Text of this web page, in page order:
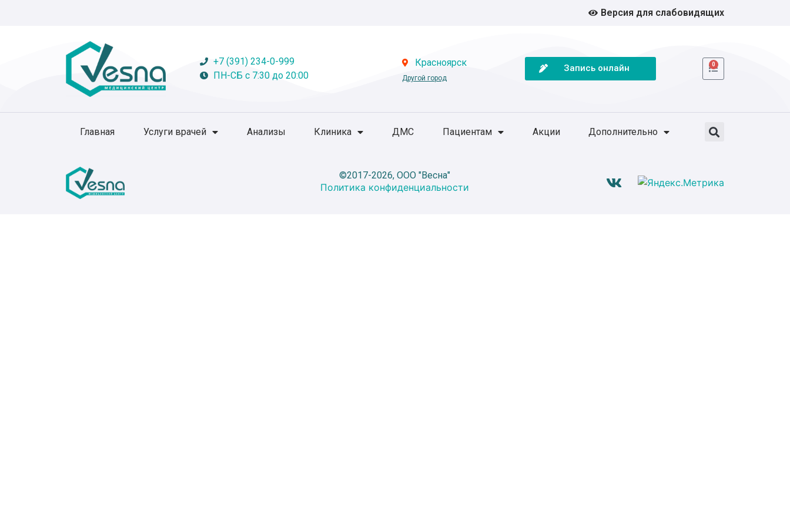
Версия для слабовидящих
+7 (391) 234-0-999
ПН-СБ с 7:30 до 20:00
Красноярск
Другой город
Запись онлайн 0
Главная Услуги врачей Анализы Клиника ДМС Пациентам Акции Дополнительно
©2017-2026, ООО "Весна"
Политика конфиденциальности